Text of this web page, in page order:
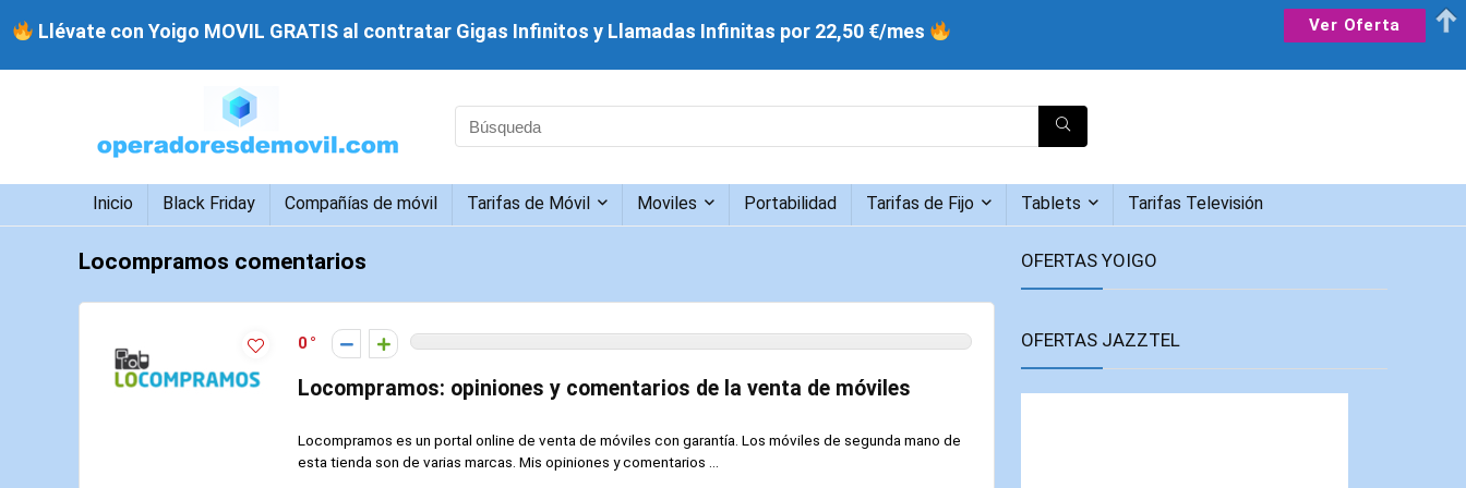
Inicio Black Friday Compañías de móvil Tarifas de Móvil Moviles Portabilidad Tarifas de Fijo Tablets Tarifas Televisión
Locompramos comentarios
0
Locompramos: opiniones y comentarios de la venta de móviles
Locompramos es un portal online de venta de móviles con garantía. Los móviles de segunda mano de
esta tienda son de varias marcas. Mis opiniones y comentarios ...
OFERTAS YOIGO
OFERTAS JAZZTEL
Llévate con Yoigo MOVIL GRATIS al contratar Gigas Infinitos y Llamadas Infinitas por 22,50 €/mes Ver Oferta